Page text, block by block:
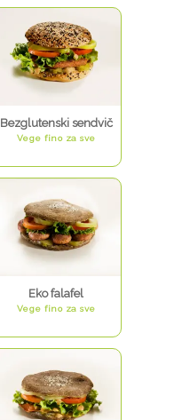
Bezglutenski sendvič
Vege fino za sve
Eko falafel
Vege fino za sve